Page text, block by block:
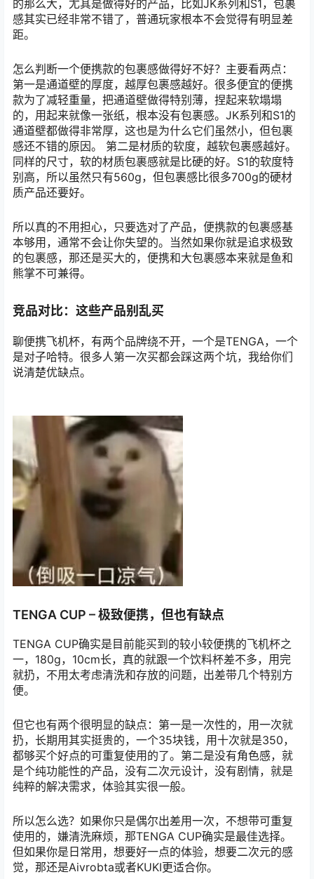
的那么大，尤其是做得好的产品，比如JK系列和S1，包裹
感其实已经非常不错了，普通玩家根本不会觉得有明显差
距。
怎么判断一个便携款的包裹感做得好不好？主要看两点：
第一是通道壁的厚度，越厚包裹感越好。很多便宜的便携
款为了减轻重量，把通道壁做得特别薄，捏起来软塌塌
的，用起来就像一张纸，根本没有包裹感。JK系列和S1的
通道壁都做得非常厚，这也是为什么它们虽然小，但包裹
感还不错的原因。 第二是材质的软度，越软包裹感越好。
同样的尺寸，软的材质包裹感就是比硬的好。S1的软度特
别高，所以虽然只有560g，但包裹感比很多700g的硬材
质产品还要好。
所以真的不用担心，只要选对了产品，便携款的包裹感基
本够用，通常不会让你失望的。当然如果你就是追求极致
的包裹感，那还是买大的，便携和大包裹感本来就是鱼和
熊掌不可兼得。
竞品对比：这些产品别乱买
聊便携飞机杯，有两个品牌绕不开，一个是TENGA，一个
是对子哈特。很多人第一次买都会踩这两个坑，我给你们
说清楚优缺点。
TENGA CUP – 极致便携，但也有缺点
TENGA CUP确实是目前能买到的较小较便携的飞机杯之
一，180g，10cm长，真的就跟一个饮料杯差不多，用完
就扔，不用太考虑清洗和存放的问题，出差带几个特别方
便。
但它也有两个很明显的缺点：第一是一次性的，用一次就
扔，长期用其实挺贵的，一个35块钱，用十次就是350，
都够买个好点的可重复使用的了。第二是没有角色感，就
是个纯功能性的产品，没有二次元设计，没有剧情，就是
纯粹的解决需求，体验其实很一般。
所以怎么选？如果你只是偶尔出差用一次，不想带可重复
使用的，嫌清洗麻烦，那TENGA CUP确实是最佳选择。
但如果你是日常用，想要好一点的体验，想要二次元的感
觉，那还是Aivrobta或者KUKI更适合你。